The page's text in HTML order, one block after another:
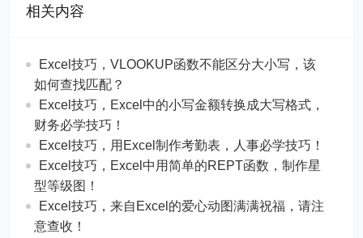
相关内容
Excel技巧，​​VLOOKUP函数不能区分大小写，该
如何查找匹配？
​​Excel技巧，Excel中的小写金额转换成大写格式，
财务必学技巧！
​​Excel技巧，用Excel制作考勤表，人事必学技巧！
Excel技巧，​​Excel中用简单的REPT函数，制作星
型等级图！
Excel技巧，来自Excel的爱心动图满满祝福，请注
意查收！